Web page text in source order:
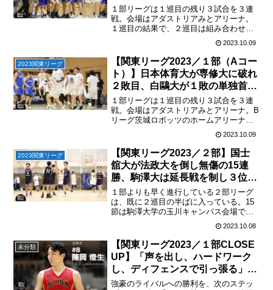
（第12節/2023.10.8）
１部リーグは１巡目の残り３試合を３連
戦。会場はアダストリアみとアリーナ。
１巡目の結果で、２巡目は組み合わせや
会場が決定する。Bコートの３試合は上位
の順位は変わらないが、１巡目最終戦に
向け、重要な試合が続いた。白鷗大は単
独首位、１巡目最後戦は...
2023.10.09
2023関東リーグ
【関東リーグ2023／１部（Aコー
ト）】日本体育大が専修大に破れ
２敗目、白鷗大が１敗の単独首位
に、明治大は大逆転（第12
節/2023.10.8）
１部リーグは１巡目の残り３試合を３連
戦。会場はアダストリアみとアリーナ。B
リーグ茨城ロボッツのホームアリーナで
開催している。Aコートの４試合は熱戦が
相次いだ。明治大は4Qに46点の猛攻で大
逆転、拓殖大を破り３勝目２勝の明治大
と１勝の拓殖大は...
2023.10.09
2023関東リーグ
【関東リーグ2023／２部】国士
舘大が法政大を倒し無傷の15連
勝、駒澤大は延長戦を制し３位へ
（15戦目/2023.10.7）
１部よりも早く進行している２部リーグ
は、既に２巡目の半ばに入っている。15
節は駒澤大学の玉川キャンパス会場で、
上位を占う重要な対戦が続いた。国士舘
大は全勝で揺るがなかったが、２位以下
はそれぞれの勝敗数が近づき、終盤まで
まだわからない。２部リ...
2023.10.08
未分類
【関東リーグ2023／１部CLOSE
UP】「声を出し、ハードワーク
し、ディフェンスで引っ張る」悩
みながらも挑み続ける姿勢をチー
強豪のライバルへの勝利を、次のステッ